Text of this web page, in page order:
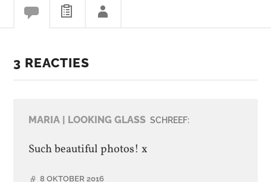
3 REACTIES
MARIA | LOOKING GLASS SCHREEF:
Such beautiful photos! x
8 OKTOBER 2016